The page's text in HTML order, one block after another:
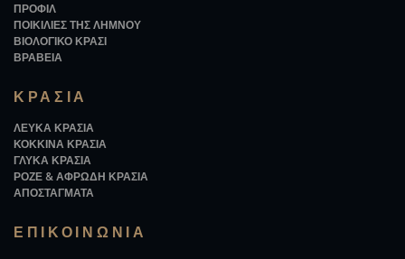
ΠΡΟΦΙΛ
ΠΟΙΚΙΛΙΕΣ ΤΗΣ ΛΗΜΝΟΥ
ΒΙΟΛΟΓΙΚΟ ΚΡΑΣΙ
ΒΡΑΒΕΙΑ
ΚΡΑΣΙΆ
ΛΕΥΚΑ ΚΡΑΣΙΑ
ΚΟΚΚΙΝΑ ΚΡΑΣΙΑ
ΓΛΥΚΑ ΚΡΑΣΙΑ
ΡΟΖΕ & ΑΦΡΩΔΗ ΚΡΑΣΙΑ
ΑΠΟΣΤΑΓΜΑΤΑ
ΕΠΙΚΟΙΝΩΝΙΑ